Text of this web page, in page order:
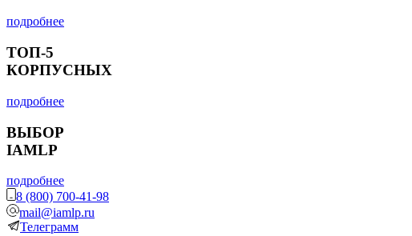
подробнее
ТОП-5
КОРПУСНЫХ
подробнее
ВЫБОР
IAMLP
подробнее
8 (800) 700-41-98
mail@iamlp.ru
Телеграмм